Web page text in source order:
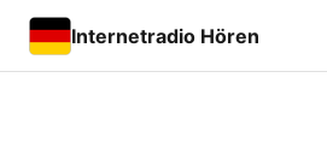
Internetradio Hören